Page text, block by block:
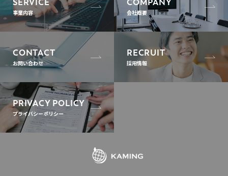
SERVICE
事業内容
COMPANY
会社概要
CONTACT
お問い合わせ
RECRUIT
採用情報
PRIVACY POLICY
プライバシーポリシー